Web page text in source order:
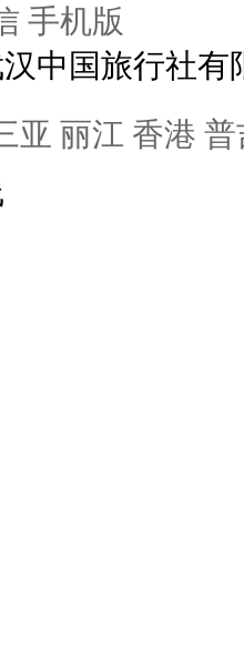
手机版
中国旅行社
亚 丽江 香港 普